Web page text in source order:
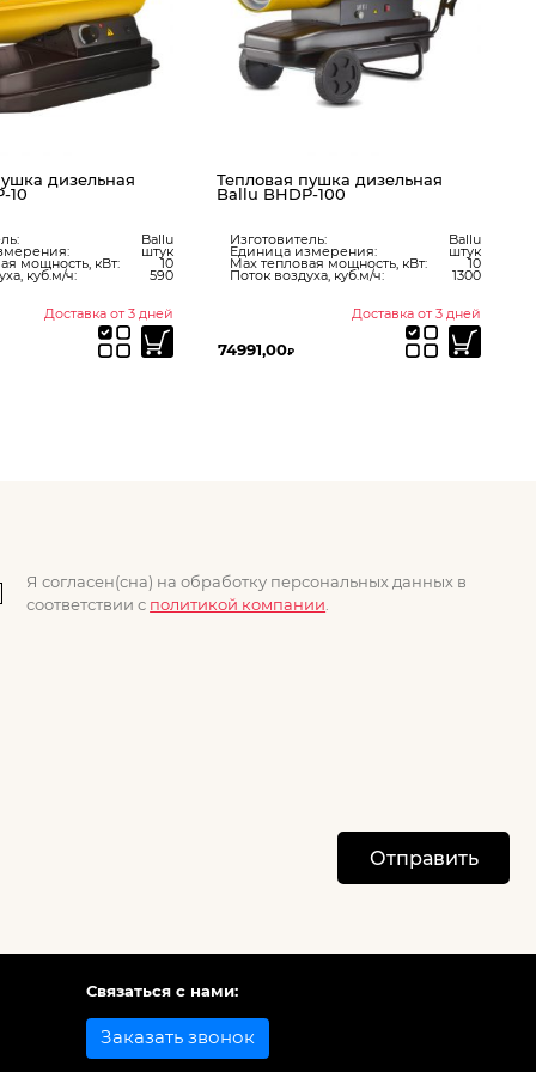
дизельная
10
Ballu
штук
мощность, кВт: 10
куб.м/ч: 590
Доставка от 3 дней
Тепловая пушка дизельная
Ballu BHDP-100
Изготовитель: Ballu
Единица измерения: штук
Max тепловая мощность, кВт: 10
Поток воздуха, куб.м/ч: 1300
Доставка от 3 дней
74991,00₽
Я согласен(сна) на обработку персональных данных в
соответствии с политикой компании.
Отправить
Связаться с нами:
Заказать звонок